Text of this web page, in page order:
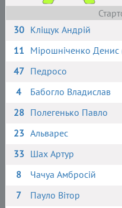
30 Кліщук Андрій
11 Мірошніченко Денис
47 Педросо
4
Бабогло Владислав
28 Полегенько Павло
23 Альварес
33 Шах Артур
8
Чачуа Амбросій
7
Пауло Вітор